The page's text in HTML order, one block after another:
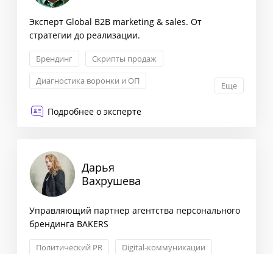
Эксперт Global B2B marketing & sales. От
стратегии до реализации.
Брендинг
Скрипты продаж
Диагностика воронки и ОП
Еще
Подробнее о эксперте
Дарья
Вахрушева
Управляющий партнер агентства персонального
брендинга BAKERS
Политический PR
Digital-коммуникации